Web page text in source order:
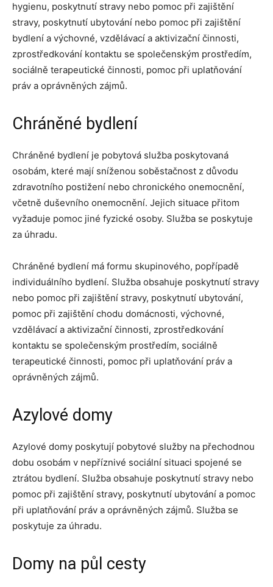
hygienu, poskytnutí stravy nebo pomoc při zajištění
stravy, poskytnutí ubytování nebo pomoc při zajištění
bydlení a výchovné, vzdělávací a aktivizační činnosti,
zprostředkování kontaktu se společenským prostředím,
sociálně terapeutické činnosti, pomoc při uplatňování
práv a oprávněných zájmů.
Chráněné bydlení
Chráněné bydlení je pobytová služba poskytovaná
osobám, které mají sníženou soběstačnost z důvodu
zdravotního postižení nebo chronického onemocnění,
včetně duševního onemocnění. Jejich situace přitom
vyžaduje pomoc jiné fyzické osoby. Služba se poskytuje
za úhradu.
Chráněné bydlení má formu skupinového, popřípadě
individuálního bydlení. Služba obsahuje poskytnutí stravy
nebo pomoc při zajištění stravy, poskytnutí ubytování,
pomoc při zajištění chodu domácnosti, výchovné,
vzdělávací a aktivizační činnosti, zprostředkování
kontaktu se společenským prostředím, sociálně
terapeutické činnosti, pomoc při uplatňování práv a
oprávněných zájmů.
Azylové domy
Azylové domy poskytují pobytové služby na přechodnou
dobu osobám v nepříznivé sociální situaci spojené se
ztrátou bydlení. Služba obsahuje poskytnutí stravy nebo
pomoc při zajištění stravy, poskytnutí ubytování a pomoc
při uplatňování práv a oprávněných zájmů. Služba se
poskytuje za úhradu.
Domy na půl cesty